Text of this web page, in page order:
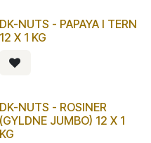
DK-NUTS - PAPAYA I TERN
12 X 1 KG
DK-NUTS - ROSINER
(GYLDNE JUMBO) 12 X 1
KG